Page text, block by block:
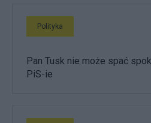
Polityka
Pan Tusk nie może spać
PiS-ie